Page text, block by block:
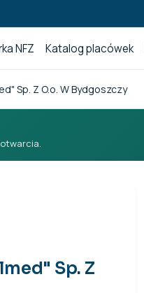
NFZ Katalog placówek
Sp. Z O.o. W Bydgoszczy
Sp. Z